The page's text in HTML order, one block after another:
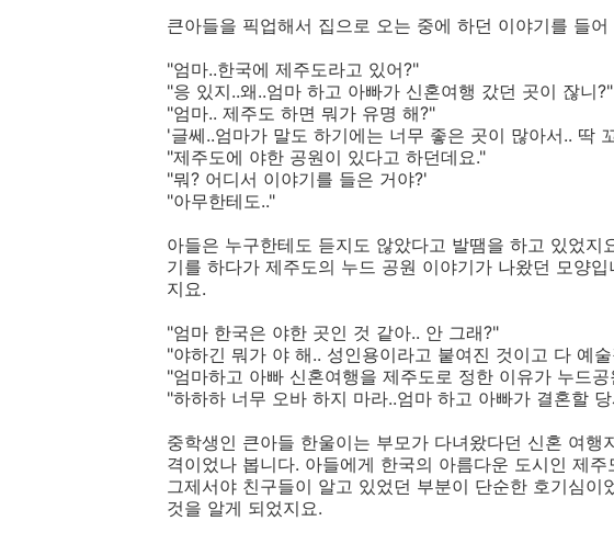
큰아들을 픽업해서 집으로 오는 중에 하던 이야기를 들어
"엄마..한국에 제주도라고 있어?"
"응 있지..왜..엄마 하고 아빠가 신혼여행 갔던 곳이 잖니?"
"엄마.. 제주도 하면 뭐가 유명 해?"
'글쎄..엄마가 말도 하기에는 너무 좋은 곳이 많아서.. 딱
"제주도에 야한 공원이 있다고 하던데요."
"뭐? 어디서 이야기를 들은 거야?'
"아무한테도.."
아들은 누구한테도 듣지도 않았다고 발땜을 하고 있었
기를 하다가 제주도의 누드 공원 이야기가 나왔던 모양
지요.
"엄마 한국은 야한 곳인 것 같아.. 안 그래?"
"야하긴 뭐가 야 해.. 성인용이라고 붙여진 것이고 다 예
"엄마하고 아빠 신혼여행을 제주도로 정한 이유가 누드
"하하하 너무 오바 하지 마라..엄마 하고 아빠가 결혼할
중학생인 큰아들 한울이는 부모가 다녀왔다던 신혼 여
격이었나 봅니다. 아들에게 한국의 아름다운 도시인 제
그제서야 친구들이 알고 있었던 부분이 단순한 호기심
것을 알게 되었지요.